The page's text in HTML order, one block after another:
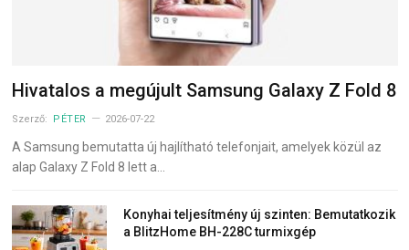
Hivatalos a megújult Samsung Galaxy Z Fold 8
Szerző: PÉTER 2026-07-22
A Samsung bemutatta új hajlítható telefonjait, amelyek közül az
alap Galaxy Z Fold 8 lett a…
Konyhai teljesítmény új szinten: Bemutatkozik
a BlitzHome BH-228C turmixgép